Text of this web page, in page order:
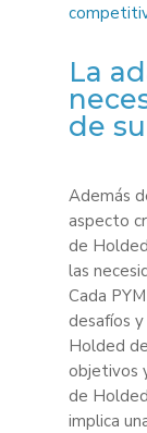
La
de
Además
aspecto
de
las
Cada
desafíos
Holded
objetivos
de
implica